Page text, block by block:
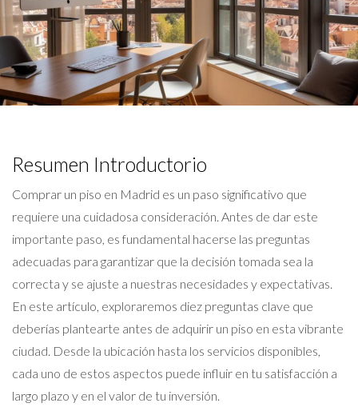
Resumen Introductorio
Comprar un piso en Madrid es un paso significativo que
requiere una cuidadosa consideración. Antes de dar este
importante paso, es fundamental hacerse las preguntas
adecuadas para garantizar que la decisión tomada sea la
correcta y se ajuste a nuestras necesidades y expectativas.
En este artículo, exploraremos diez preguntas clave que
deberías plantearte antes de adquirir un piso en esta vibrante
ciudad. Desde la ubicación hasta los servicios disponibles,
cada uno de estos aspectos puede influir en tu satisfacción a
largo plazo y en el valor de tu inversión.